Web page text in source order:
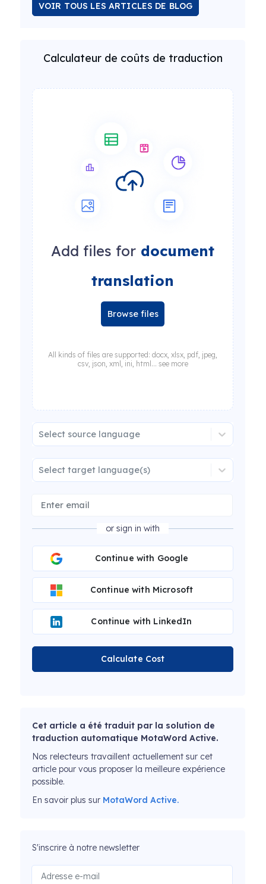
VOIR TOUS LES ARTICLES DE BLOG
Calculateur de coûts de traduction
Add files for document
translation
Browse files
All kinds of files are supported: docx, xlsx, pdf, jpeg,
csv, json, xml, ini, html... see more
Select source language
Select target language(s)
or sign in with
Continue with Google
Continue with Microsoft
Continue with LinkedIn
Calculate Cost
Cet article a été traduit par la solution de
traduction automatique MotaWord Active.
Nos relecteurs travaillent actuellement sur cet
article pour vous proposer la meilleure expérience
possible.
En savoir plus sur MotaWord Active.
S'inscrire à notre newsletter